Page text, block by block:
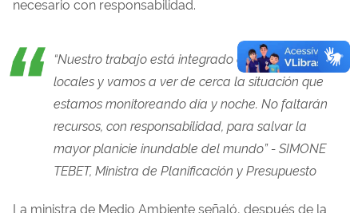
necesario con responsabilidad.
“Nuestro trabajo está integrado con los gobiernos
locales y vamos a ver de cerca la situación que
estamos monitoreando día y noche. No faltarán
recursos, con responsabilidad, para salvar la
mayor planicie inundable del mundo” -SIMONE
TEBET,Ministra de Planificación y Presupuesto
La ministra de Medio Ambiente señaló, después de la